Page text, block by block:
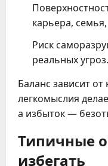
карьера,
Риск
реальных угроз.
Баланс зависит от
легкомыслия
а избыток —
Типичные
избегать